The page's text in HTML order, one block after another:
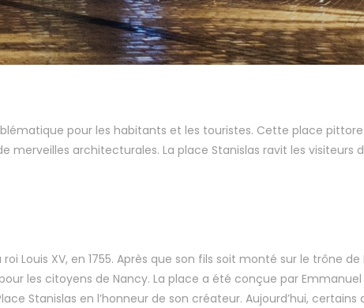
pour les habitants et les touristes. Cette place
architecturales. La place Stanislas ravit les visiteurs
Louis XV, en 1755. Après que son fils soit monté sur le trône
les citoyens de Nancy. La place a été conçue par
Stanislas en l’honneur de son créateur. Aujourd’hui, certains